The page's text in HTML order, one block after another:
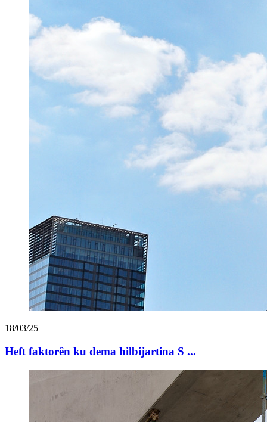
18/03/25
Heft faktorên ku dema hilbijartina S ...